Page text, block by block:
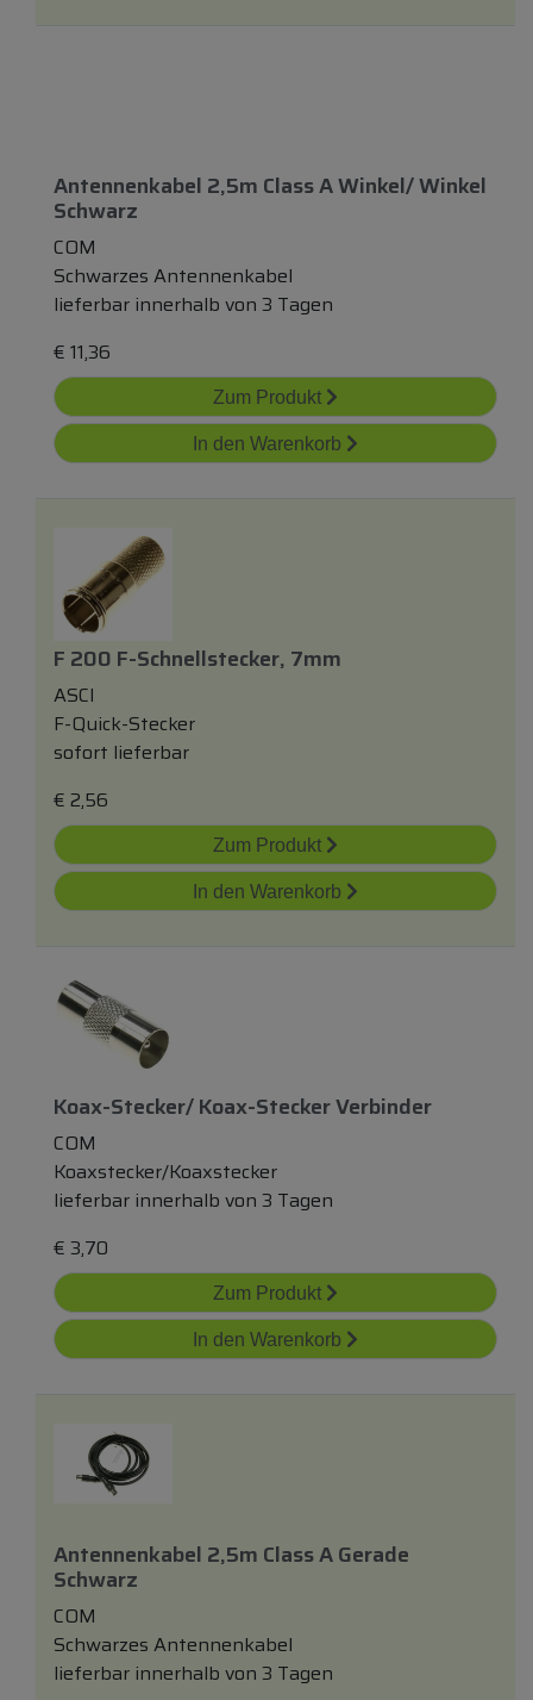
Antennenkabel 2,5m Class A Winkel/ Winkel
Schwarz
COM
Schwarzes Antennenkabel
lieferbar innerhalb von 3 Tagen
€ 11,36
Zum Produkt
In den Warenkorb
F 200 F-Schnellstecker, 7mm
ASCI
F-Quick-Stecker
sofort lieferbar
€ 2,56
Zum Produkt
In den Warenkorb
Koax-Stecker/ Koax-Stecker Verbinder
COM
Koaxstecker/Koaxstecker
lieferbar innerhalb von 3 Tagen
€ 3,70
Zum Produkt
In den Warenkorb
Antennenkabel 2,5m Class A Gerade
Schwarz
COM
Schwarzes Antennenkabel
lieferbar innerhalb von 3 Tagen